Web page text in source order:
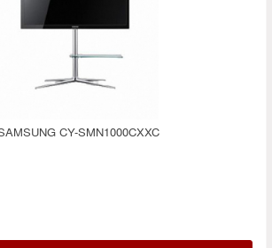
CY-SMN1000CXXC